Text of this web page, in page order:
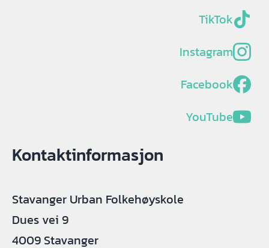
TikTok
Instagram
Facebook
YouTube
Kontaktinformasjon
Stavanger Urban Folkehøyskole
Dues vei 9
4009 Stavanger